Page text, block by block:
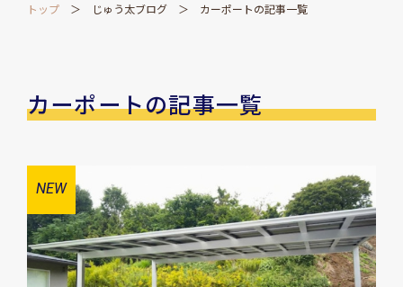
トップ じゅう太ブログ カーポートの記事一覧
カーポートの記事一覧